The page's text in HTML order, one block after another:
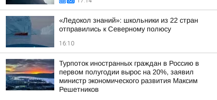
«Ледокол знаний»: школьники из 22 стран
отправились к Северному полюсу
16:10
Турпоток иностранных граждан в Россию в
первом полугодии вырос на 20%, заявил
министр экономического развития Максим
Решетников